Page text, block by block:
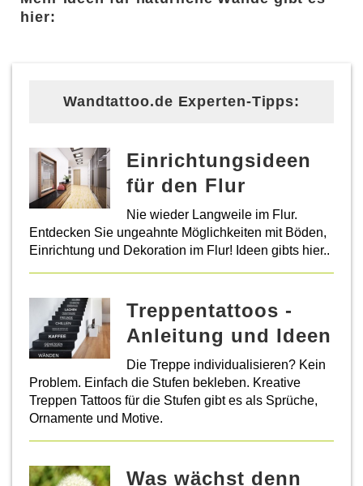
hier:
Wandtattoo.de Experten-Tipps:
Einrichtungsideen
für den Flur
Nie wieder Langweile im Flur.
Entdecken Sie ungeahnte Möglichkeiten mit Böden,
Einrichtung und Dekoration im Flur! Ideen gibts hier..
Treppentattoos -
Anleitung und Ideen
Die Treppe individualisieren? Kein
Problem. Einfach die Stufen bekleben. Kreative
Treppen Tattoos für die Stufen gibt es als Sprüche,
Ornamente und Motive.
Was wächst denn